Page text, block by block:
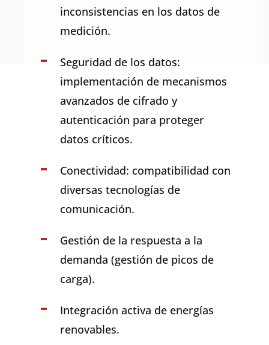
inconsistencias en los datos de
medición.
Seguridad de los datos:
implementación de mecanismos
avanzados de cifrado y
autenticación para proteger
datos críticos.
Conectividad: compatibilidad con
diversas tecnologías de
comunicación.
Gestión de la respuesta a la
demanda (gestión de picos de
carga).
Integración activa de energías
renovables.